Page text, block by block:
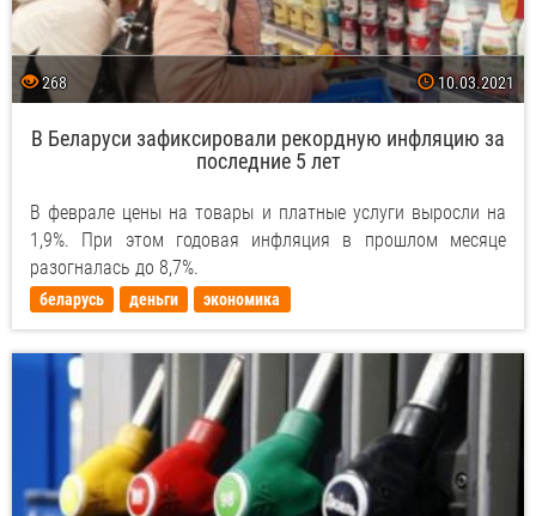
268 10.03.2021
В Беларуси зафиксировали рекордную инфляцию за
последние 5 лет
В феврале цены на товары и платные услуги выросли на
1,9%. При этом годовая инфляция в прошлом месяце
разогналась до 8,7%.
беларусь деньги экономика